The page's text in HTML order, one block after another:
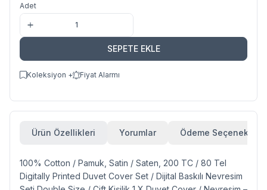
Adet
SEPETE EKLE
Koleksiyon + Fiyat Alarmı
Ürün Özellikleri Yorumlar Ödeme Seçenekleri
100% Cotton / Pamuk, Satin / Saten, 200 TC / 80 Tel
Digitally Printed Duvet Cover Set / Dijital Baskılı Nevresim